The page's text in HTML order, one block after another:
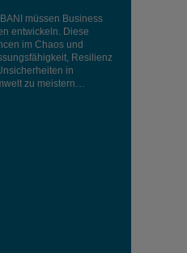
müssen Business
entwickeln. Diese
im Chaos und
Resilienz
in
zu meistern…